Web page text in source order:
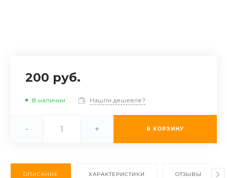
200 руб.
В наличии Нашли дешевле?
- + В КОРЗИНУ
ОПИСАНИЕ ХАРАКТЕРИСТИКИ ОТЗЫВЫ